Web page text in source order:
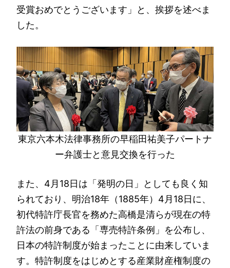
受賞おめでとうございます」と、挨拶を述べま
した。
東京六本木法律事務所の早稲田祐美子パートナ
ー弁護士と意見交換を行った
また、4月18日は「発明の日」としても良く知
られており、明治18年（1885年）4月18日に、
初代特許庁長官を務めた高橋是清らが現在の特
許法の前身である「専売特許条例」を公布し、
日本の特許制度が始まったことに由来していま
す。特許制度をはじめとする産業財産権制度の